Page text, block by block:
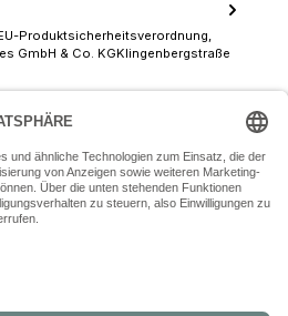
Produktsicherheitsverordnung,
GmbH & Co. KGKlingenbergstraße
9.30 - 18:30 Uhr Sa: 9:30 - 16 Uhr)